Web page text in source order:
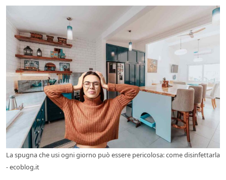
La spugna che usi ogni giorno può essere pericolosa: come disinfettarla
- ecoblog.it